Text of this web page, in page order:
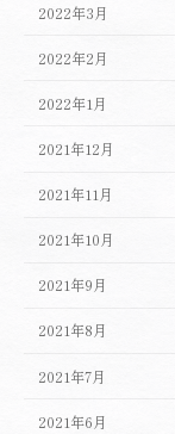
2022年3月
2022年2月
2022年1月
2021年12月
2021年11月
2021年10月
2021年9月
2021年8月
2021年7月
2021年6月